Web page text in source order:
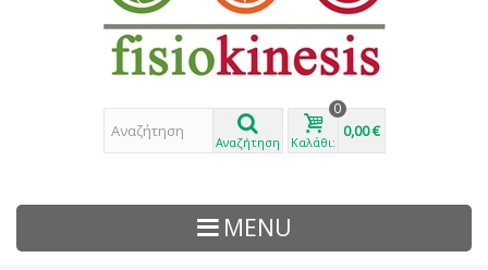
Αναζήτηση Καλάθι:
0
0,00 €
MENU